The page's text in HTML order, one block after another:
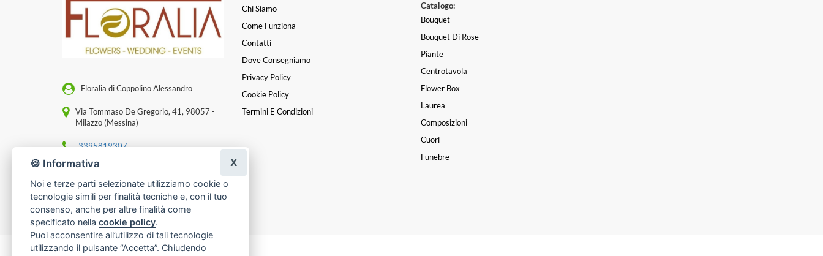
Floralia di Coppolino Alessandro
Via Tommaso De Gregorio, 41, 98057 -
Milazzo (Messina)
3395819307
[email protected]
P. IVA 03591390830
Chi Siamo
Come Funziona
Contatti
Dove Consegniamo
Privacy Policy
Cookie Policy
Termini E Condizioni
Catalogo:
Bouquet
Bouquet Di Rose
Piante
Centrotavola
Flower Box
Laurea
Composizioni
Cuori
Funebre
🍪 Informativa
Noi e terze parti selezionate utilizziamo cookie o
tecnologie simili per finalità tecniche e, con il tuo
consenso, anche per altre finalità come
specificato nella cookie policy.
Puoi acconsentire all’utilizzo di tali tecnologie
utilizzando il pulsante “Accetta”. Chiudendo
X